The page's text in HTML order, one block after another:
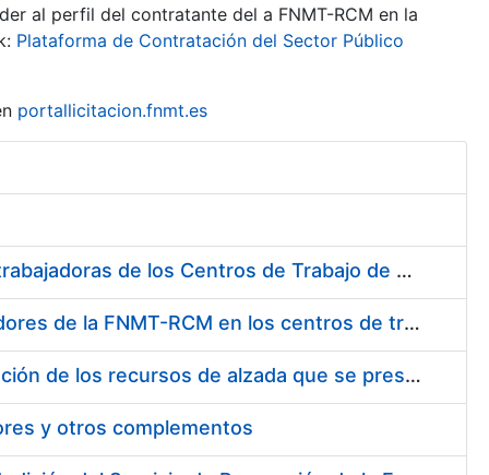
al perfil del contratante del a FNMT-RCM en la
Plataforma de Contratación del Sector Público
portallicitacion.fnmt.es
Suministro de Protectores Auditivos a medida para las personas trabajadoras de los Centros de Trabajo de Madrid y Burgos
Suministro de gafas graduadas antiproyecciones para los trabajadores de la FNMT-RCM en los centros de trabajo de Madrid y Burgos
Servicios de una empresa externa para el asesoramiento y resolución de los recursos de alzada que se presentan relacionados con procesos de selección para la FNMT-RCM
y otros complementos